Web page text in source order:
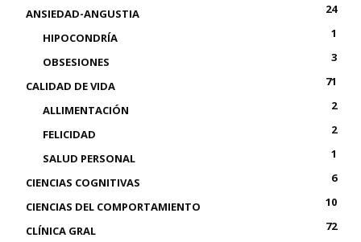
ANSIEDAD-ANGUSTIA
24
HIPOCONDRÍA
1
OBSESIONES
3
CALIDAD DE VIDA
71
ALLIMENTACIÓN
2
FELICIDAD
2
SALUD PERSONAL
1
CIENCIAS COGNITIVAS
6
CIENCIAS DEL COMPORTAMIENTO
10
CLÍNICA GRAL
72